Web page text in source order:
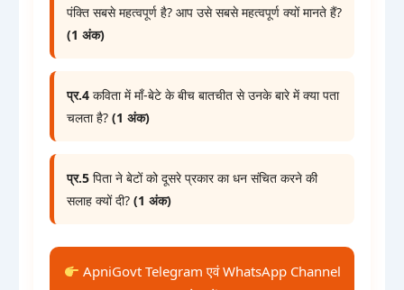
पंक्ति सबसे महत्वपूर्ण है? आप उसे सबसे महत्वपूर्ण क्यों मानते हैं?
(1 अंक)
प्र.4कविता में माँ-बेटे के बीच बातचीत से उनके बारे में क्या पता
चलता है? (1 अंक)
प्र.5पिता ने बेटों को दूसरे प्रकार का धन संचित करने की
सलाह क्यों दी? (1 अंक)
ApniGovt Telegram एवं WhatsApp Channel